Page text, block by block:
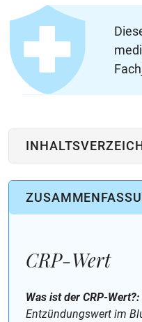
CRP-Wert
Was ist der CRP-Wert?:
Entzündungswert im